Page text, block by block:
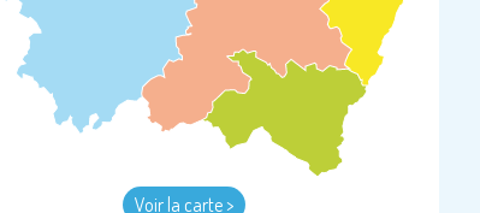
Voir la carte >